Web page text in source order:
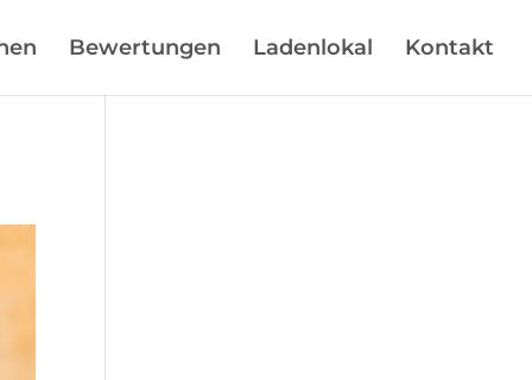
Bewertungen Ladenlokal Kontakt